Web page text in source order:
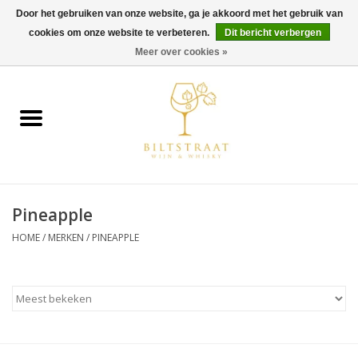
0 Artikelen - €0,00
Wijn
Gin & Tonic
Gedestilleerd
Pineapple
HOME/ MERKEN / PINEAPPLE
Door het gebruiken van onze website, ga je akkoord met het gebruik van
cookies om onze website te verbeteren.
Dit bericht verbergen
Meer over cookies »